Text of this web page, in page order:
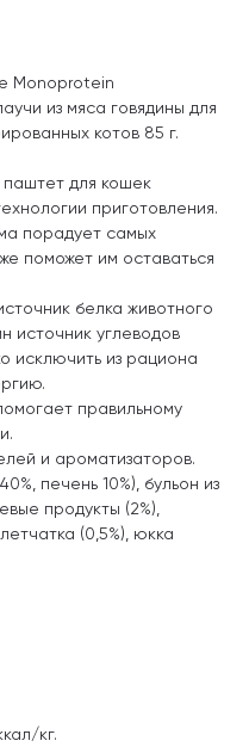
Monoprotein
из мяса говядины для
котов 85 г.
для кошек
приготовления.
порадует самых
поможет им оставаться
белка животного
источник углеводов
исключить из рациона
правильному
и ароматизаторов.
печень 10%), бульон из
продукты (2%),
(0,5%), юкка
кг.